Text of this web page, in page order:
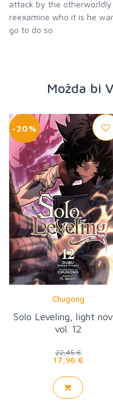
attack by the
reexamine who it is he
go to do so.
Možda bi
-20%
Chugong
Solo Leveling, light
vol. 12
22,45 €
17,96 €